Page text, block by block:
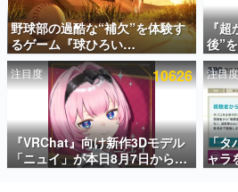
アプリセール情報
インタビュー
連載・特集一覧
殿堂入り記事
SNS拡散数が数千以上！ ペ
ど。多くの人々に読まれた
事をまとめました。
野球部の過酷な“補欠”を体験す
るゲーム『球ひろい
Simulator』が「1件」のウィッ
シュリストをもとにチェコ語に
対応しSNSで話題に。『キング
ダム・カム』開発元やチェコの
プロ野球選手から称賛の声
『
後”
Web
ガレ
にて
の
注目度 10626
『VRChat』向け新作3Dモデル
「ニュイ」が本日8月7日から
BOOTHにて発売。瞳に光る星
注目度
「タ
ャラ
聴者